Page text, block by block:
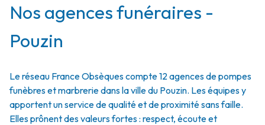
Nos agences funéraires -
Pouzin
Le réseau France Obsèques compte 12 agences de pompes
funèbres et marbrerie dans la ville du Pouzin. Les équipes y
apportent un service de qualité et de proximité sans faille.
Elles prônent des valeurs fortes : respect, écoute et